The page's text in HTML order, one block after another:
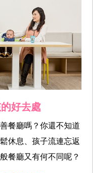
好去處
餐廳嗎？你還不知道
休息、孩子流連忘返
餐廳又有何不同呢？